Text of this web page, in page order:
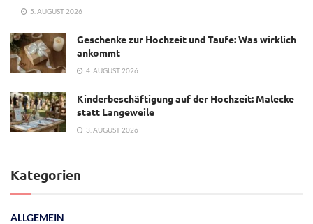
5. AUGUST 2026
Geschenke zur Hochzeit und Taufe: Was wirklich
ankommt
4. AUGUST 2026
Kinderbeschäftigung auf der Hochzeit: Malecke
statt Langeweile
3. AUGUST 2026
Kategorien
ALLGEMEIN